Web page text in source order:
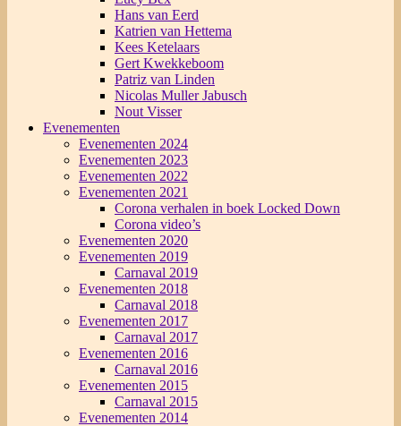
Hans van Eerd
Katrien van Hettema
Kees Ketelaars
Gert Kwekkeboom
Patriz van Linden
Nicolas Muller Jabusch
Nout Visser
Evenementen
Evenementen 2024
Evenementen 2023
Evenementen 2022
Evenementen 2021
Corona verhalen in boek Locked Down
Corona video’s
Evenementen 2020
Evenementen 2019
Carnaval 2019
Evenementen 2018
Carnaval 2018
Evenementen 2017
Carnaval 2017
Evenementen 2016
Carnaval 2016
Evenementen 2015
Carnaval 2015
Evenementen 2014